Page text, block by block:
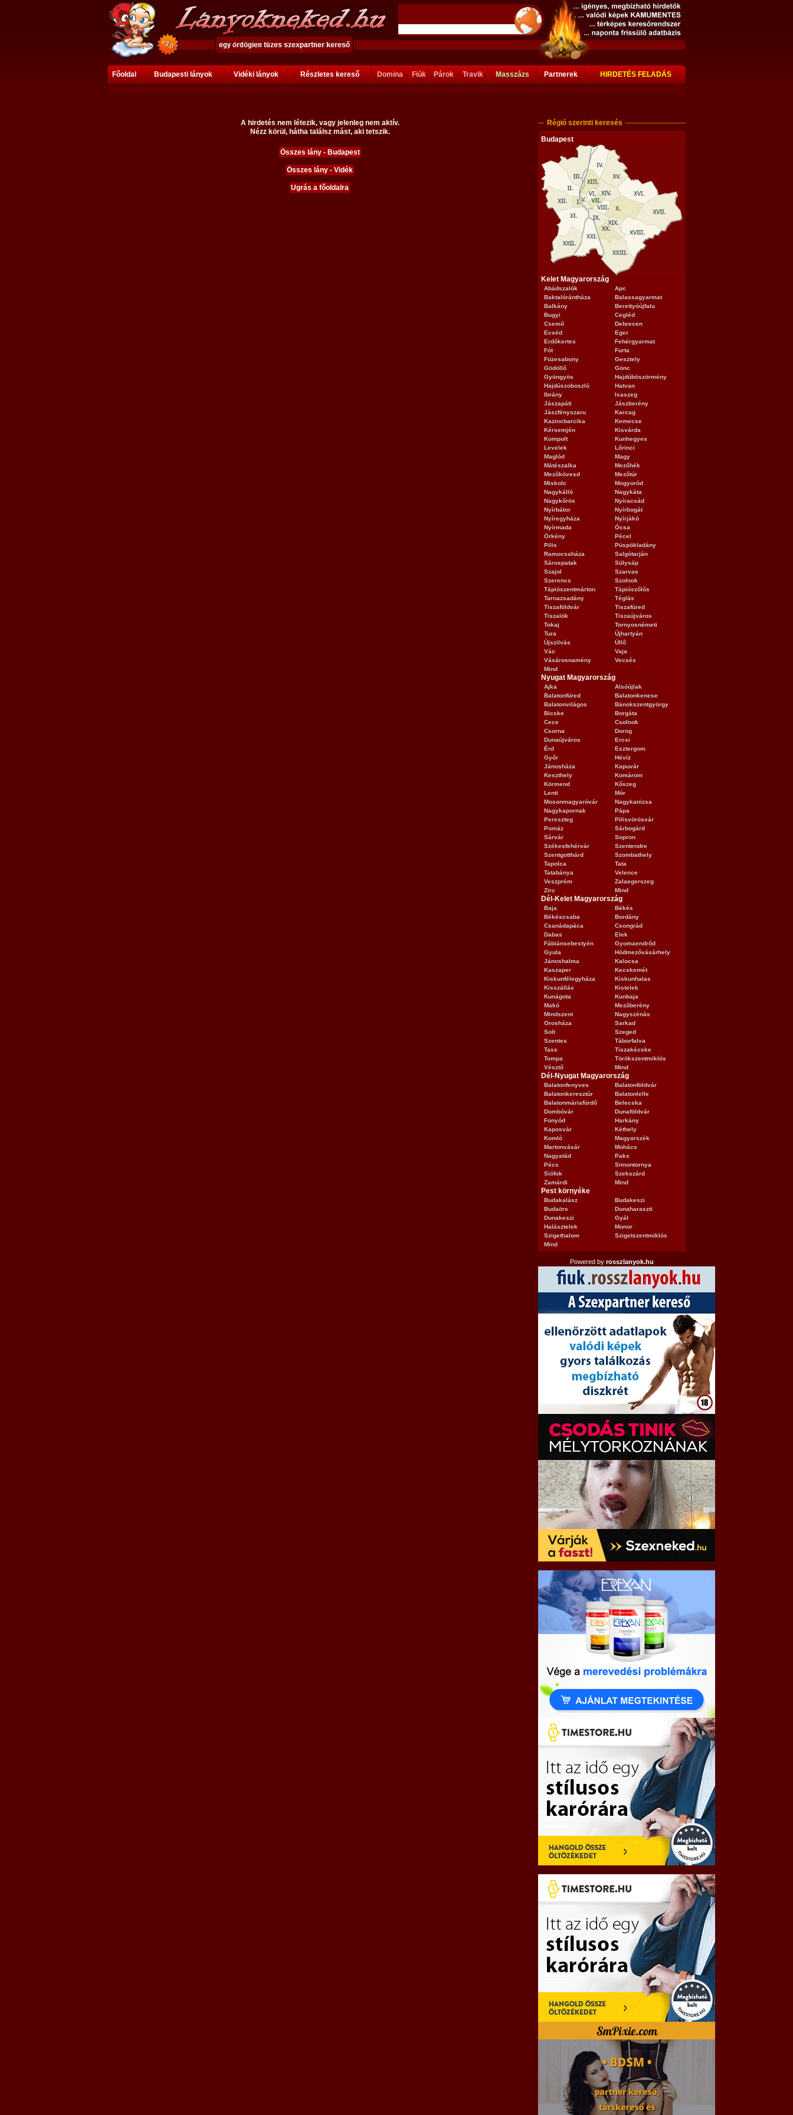
Főoldal Budapesti lányok Vidéki lányok Részletes kereső Domina Fiúk Párok Travik Masszázs Partnerek HIRDETÉS FELADÁS
A hirdetés nem létezik, vagy jelenleg nem aktív.
Nézz körül, hátha találsz mást, aki tetszik.
Összes lány - Budapest
Összes lány - Vidék
Ugrás a főoldalra
Régió szerinti keresés
Budapest
Kelet Magyarország
Abádszalók
Apc
Baktalórántháza
Balassagyarmat
Balkány
Berettyóújfalu
Bugyi
Cegléd
Csemő
Debrecen
Ecséd
Eger
Erdőkertes
Fehérgyarmat
Fót
Furta
Füzesabony
Gesztely
Gödöllő
Gönc
Gyöngyös
Hajdúböszörmény
Hajdúszoboszló
Hatvan
Ibrány
Isaszeg
Jászapáti
Jászberény
Jászfényszaru
Karcag
Kazincbarcika
Kemecse
Kérsemjén
Kisvárda
Kompolt
Kunhegyes
Levelek
Lőrinci
Maglód
Magy
Mátészalka
Mezőhék
Mezőkövesd
Mezőtúr
Miskolc
Mogyoród
Nagykálló
Nagykáta
Nagykőrös
Nyíracsád
Nyírbátor
Nyírbogát
Nyíregyháza
Nyírjákó
Nyírmada
Ócsa
Örkény
Pécel
Pilis
Püspökladány
Ramocsaháza
Salgótarján
Sárospatak
Sülysáp
Szajol
Szarvas
Szerencs
Szolnok
Tápiószentmárton
Tápiószőlős
Tarnazsadány
Téglás
Tiszaföldvár
Tiszafüred
Tiszalök
Tiszaújváros
Tokaj
Tornyosnémeti
Tura
Újhartyán
Újszilvás
Üllő
Vác
Vaja
Vásárosnamény
Vecsés
Mind
Nyugat Magyarország
Ajka
Alsóújlak
Balatonfüred
Balatonkenese
Balatonvilágos
Bánokszentgyörgy
Bicske
Borgáta
Cece
Csolnok
Csorna
Dorog
Dunaújváros
Ercsi
Érd
Esztergom
Győr
Hévíz
Jánosháza
Kapuvár
Keszthely
Komárom
Körmend
Kőszeg
Lenti
Mór
Mosonmagyaróvár
Nagykanizsa
Nagykapornak
Pápa
Pereszteg
Pilisvörösvár
Pomáz
Sárbogárd
Sárvár
Sopron
Székesfehérvár
Szentendre
Szentgotthárd
Szombathely
Tapolca
Tata
Tatabánya
Velence
Veszprém
Zalaegerszeg
Zirc
Mind
Dél-Kelet Magyarország
Baja
Békés
Békéscsaba
Bordány
Csanádapáca
Csongrád
Dabas
Elek
Fábiánsebestyén
Gyomaendrőd
Gyula
Hódmezővásárhely
Jánoshalma
Kalocsa
Kaszaper
Kecskemét
Kiskunfélegyháza
Kiskunhalas
Kisszállás
Kistelek
Kunágota
Kunbaja
Makó
Mezőberény
Mindszent
Nagyszénás
Orosháza
Sarkad
Solt
Szeged
Szentes
Táborfalva
Tass
Tiszakécske
Tompa
Törökszentmiklós
Vésztő
Mind
Dél-Nyugat Magyarország
Balatonfenyves
Balatonföldvár
Balatonkeresztúr
Balatonlelle
Balatonmáriafürdő
Belecska
Dombóvár
Dunaföldvár
Fonyód
Harkány
Kaposvár
Kéthely
Komló
Magyarszék
Martonvásár
Mohács
Nagyatád
Paks
Pécs
Simontornya
Siófok
Szekszárd
Zamárdi
Mind
Pest környéke
Budakalász
Budakeszi
Budaörs
Dunaharaszti
Dunakeszi
Gyál
Halásztelek
Monor
Szigethalom
Szigetszentmiklós
Mind
Powered by rosszlanyok.hu